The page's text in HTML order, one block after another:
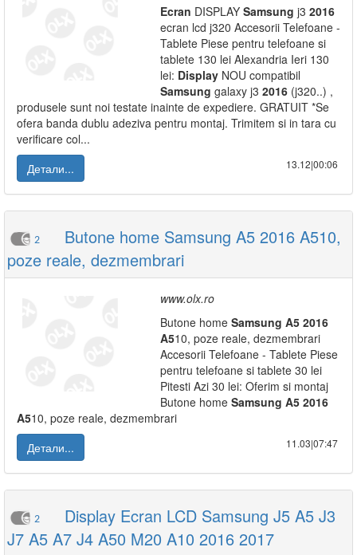
Ecran DISPLAY Samsung j3 2016
ecran lcd j320 Accesorii Telefoane -
Tablete Piese pentru telefoane si
tablete 130 lei Alexandria Ieri 130
lei: Display NOU compatibil
Samsung galaxy j3 2016 (j320..) ,
produsele sunt noi testate inainte de expediere. GRATUIT *Se
ofera banda dublu adeziva pentru montaj. Trimitem si in tara cu
verificare col...
Детали...
13.12|00:06
2
Butone home Samsung A5 2016 A510,
poze reale, dezmembrari
www.olx.ro
Butone home Samsung A5 2016
A510, poze reale, dezmembrari
Accesorii Telefoane - Tablete Piese
pentru telefoane si tablete 30 lei
Pitesti Azi 30 lei: Oferim si montaj
Butone home Samsung A5 2016
A510, poze reale, dezmembrari
Детали...
11.03|07:47
2
Display Ecran LCD Samsung J5 A5 J3
J7 A5 A7 J4 A50 M20 A10 2016 2017